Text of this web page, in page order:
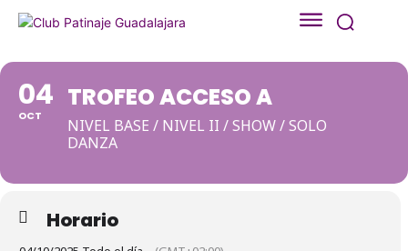
04
OCT
TROFEO ACCESO A
NIVEL BASE / NIVEL II / SHOW / SOLO
DANZA
Horario